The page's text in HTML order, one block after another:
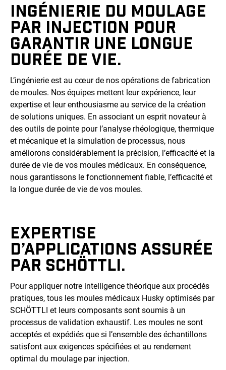
INGÉNIERIE DU MOULAGE
PAR INJECTION POUR
GARANTIR UNE LONGUE
DURÉE DE VIE.
L’ingénierie est au cœur de nos opérations de fabrication
de moules. Nos équipes mettent leur expérience, leur
expertise et leur enthousiasme au service de la création
de solutions uniques. En associant un esprit novateur à
des outils de pointe pour l’analyse rhéologique, thermique
et mécanique et la simulation de processus, nous
améliorons considérablement la précision, l’efficacité et la
durée de vie de vos moules médicaux. En conséquence,
nous garantissons le fonctionnement fiable, l’efficacité et
la longue durée de vie de vos moules.
EXPERTISE
D’APPLICATIONS ASSURÉE
PAR SCHÖTTLI.
Pour appliquer notre intelligence théorique aux procédés
pratiques, tous les moules médicaux Husky optimisés par
SCHÖTTLI et leurs composants sont soumis à un
processus de validation exhaustif. Les moules ne sont
acceptés et expédiés que si l’ensemble des échantillons
satisfont aux exigences spécifiées et au rendement
optimal du moulage par injection.